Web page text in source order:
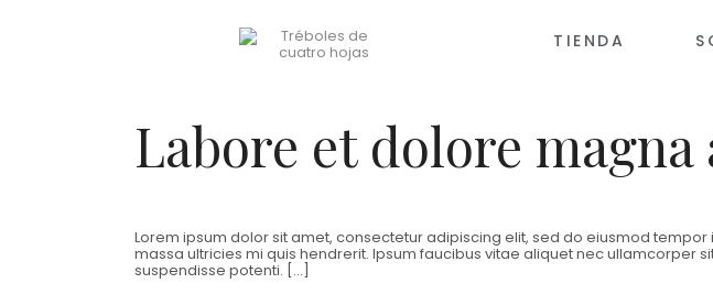
TIENDA
Labore et dolore magna
Lorem ipsum dolor sit amet, consectetur adipiscing elit, sed do eiusmod
massa ultricies mi quis hendrerit. Ipsum faucibus vitae aliquet nec ullamcorper
suspendisse potenti. […]